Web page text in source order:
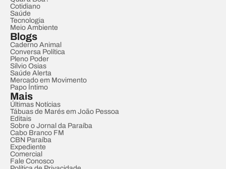
Cotidiano
Saúde
Tecnologia
Meio Ambiente
Blogs
Caderno Animal
Conversa Política
Pleno Poder
Sílvio Osias
Saúde Alerta
Mercado em Movimento
Papo Íntimo
Mais
Últimas Notícias
Tábuas de Marés em João Pessoa
Editais
Sobre o Jornal da Paraíba
Cabo Branco FM
CBN Paraíba
Expediente
Comercial
Fale Conosco